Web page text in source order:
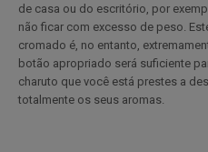
de casa ou do escritório, por
não ficar com excesso de peso.
cromado é, no entanto,
botão apropriado será suficiente
charuto que você está prestes a
totalmente os seus aromas.